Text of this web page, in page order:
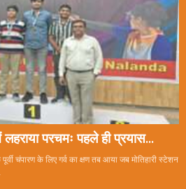
परचमः पहले ही प्रयास...
चंपारण के लिए गर्व का क्षण तब आया जब मोतिहारी स्टेशन